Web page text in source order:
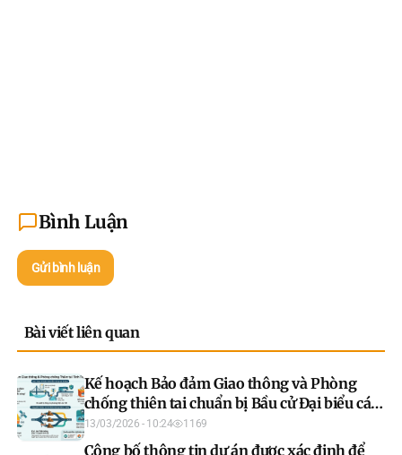
Bình Luận
Gửi bình luận
Bài viết liên quan
Kế hoạch Bảo đảm Giao thông và Phòng
chống thiên tai chuẩn bị Bầu cử Đại biểu các
cấp năm 2026
13/03/2026 - 10:24 1169
Công bố thông tin dự án được xác định để